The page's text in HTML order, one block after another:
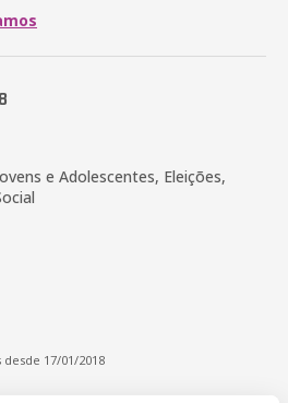
e Adolescentes, Eleições,
desde 17/01/2018